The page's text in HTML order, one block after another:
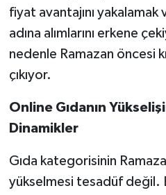
fiyat avantajını
adına alımlarını erkene
nedenle Ramazan öncesi
çıkıyor.
Online Gıdanın
Dinamikler
Gıda kategorisinin
yükselmesi tesadüf değil.